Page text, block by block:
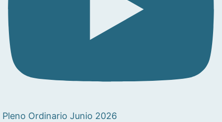
Pleno Ordinario Junio 2026